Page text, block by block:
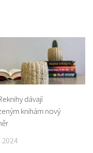
dávají
knihám nový
2024